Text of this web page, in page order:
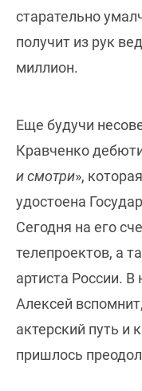
старательно
получит из рук
миллион.
Еще будучи
Кравченко
и смотри»,
удостоена
Сегодня на его
телепроектов, а
артиста России.
Алексей
актерский путь и
пришлось